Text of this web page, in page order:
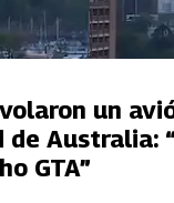
un
de Australia:
GTA”